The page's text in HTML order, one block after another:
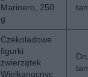
Marinero, 250
g
Czekoladowe
figurki
zwierzątek
Wielkanocnyc